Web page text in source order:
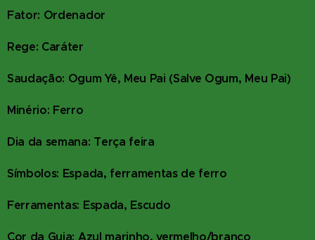
Fator: Ordenador
Rege: Caráter
Saudação: Ogum Yê, Meu Pai (Salve Ogum, Meu Pai)
Minério: Ferro
Dia da semana: Terça feira
Símbolos: Espada, ferramentas de ferro
Ferramentas: Espada, Escudo
Cor da Guia: Azul marinho, vermelho/branco